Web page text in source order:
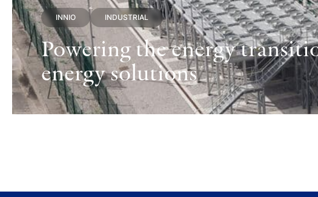
INNIO INDUSTRIAL
Powering the energy
energy solutions